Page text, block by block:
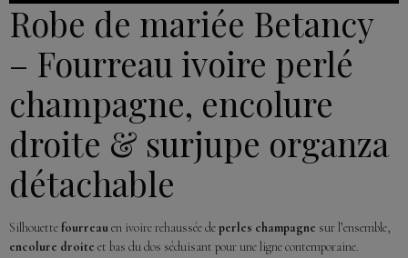
Robe de mariée Betancy
– Fourreau ivoire perlé
champagne, encolure
droite & surjupe organza
détachable
Silhouettefourreauen ivoire rehaussée deperles champagne sur l’ensemble,
encolure droite et bas du dos séduisant pour une ligne contemporaine.